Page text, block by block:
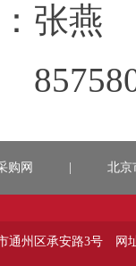
张燕
购网 北京
通州区承安路3号 网